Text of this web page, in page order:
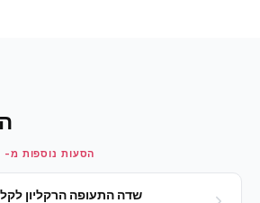
הסעות נוספות מ-
שדה התעופה הרקליון